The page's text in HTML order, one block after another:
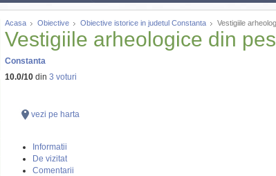
Acasa Obiective Obiective istorice in judetul Constanta Vestigiile
Vestigiile arheologice din
Constanta
10.0/10din 3 voturi
vezi pe harta
Informatii
De vizitat
Comentarii